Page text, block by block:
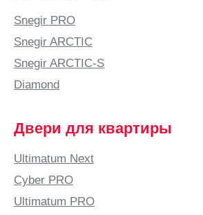
Буденновск
Бузулук
Бутурлино
В
Великие
Луки
Великий
Устюг
Snegir PRO
Snegir ARCTIC
Snegir ARCTIC-S
Diamond
Двери для квартиры
Ultimatum Next
Cyber PRO
Ultimatum PRO